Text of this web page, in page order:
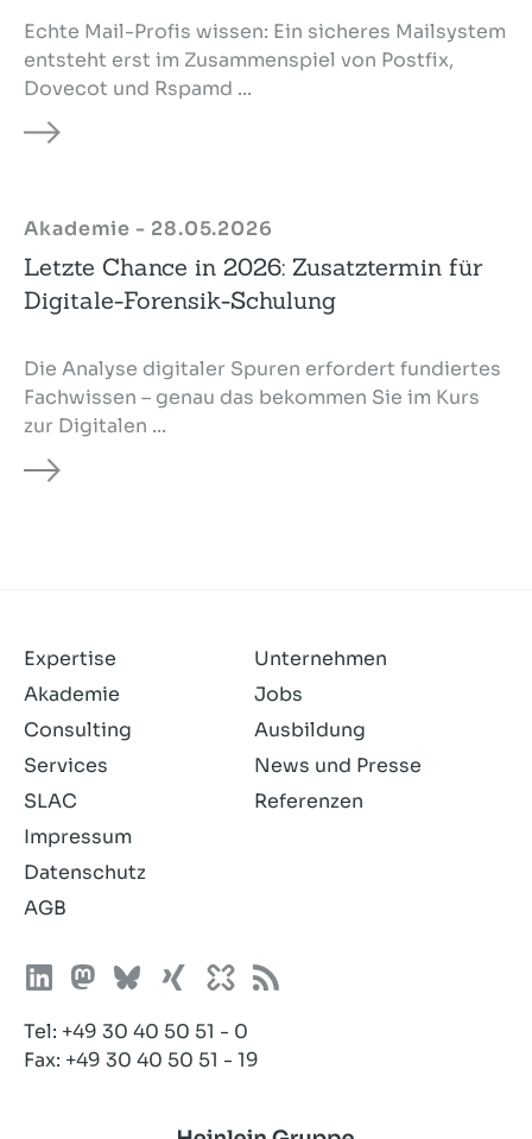
Echte Mail-Profis wissen: Ein sicheres Mailsystem
entsteht erst im Zusammenspiel von Postfix,
Dovecot und Rspamd ...
Akademie - 28.05.2026
Letzte Chance in 2026: Zusatztermin für
Digitale-Forensik-Schulung
Die Analyse digitaler Spuren erfordert fundiertes
Fachwissen – genau das bekommen Sie im Kurs
zur Digitalen ...
Expertise
Akademie
Consulting
Services
SLAC
Unternehmen
Jobs
Ausbildung
News und Presse
Referenzen
Impressum
Datenschutz
AGB
Tel: +49 30 40 50 51 - 0
Fax: +49 30 40 50 51 - 19